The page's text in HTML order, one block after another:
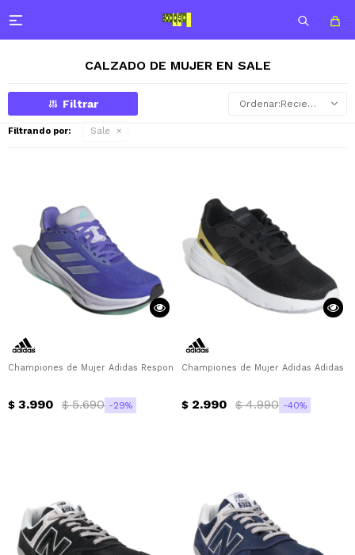

CALZADO DE MUJER EN SALE
Recientes
Filtrando por: Sale
Championes de Mujer Adidas Response Super Adidas - Azul - Lila - Plateado
$ 3.990 $ 5.690 29
Championes de Mujer Adidas Adidas
$ 2.990 $ 4.990 40